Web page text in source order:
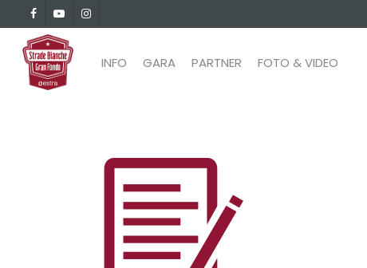
to
main
content
facebookyoutubeinstagram
INFO GARA PARTNER FOTO & VIDEO